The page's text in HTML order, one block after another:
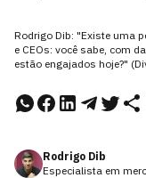
Rodrigo Dib: "Existe uma
e CEOs: você sabe, com
estão engajados hoje?"
Rodrigo Dib
Especialista em